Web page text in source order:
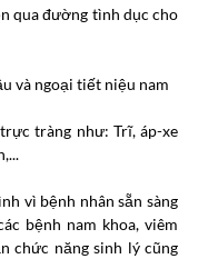
qua đường tình dục cho
và ngoại tiết niệu nam
tràng như: Trĩ, áp-xe
vì bệnh nhân sẵn sàng
bệnh nam khoa, viêm
chức năng sinh lý cũng